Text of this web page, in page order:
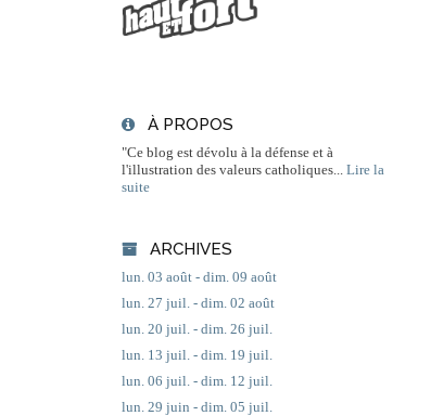
À PROPOS
"Ce blog est dévolu à la défense et à
l'illustration des valeurs catholiques...
Lire la
suite
ARCHIVES
lun. 03 août - dim. 09 août
lun. 27 juil. - dim. 02 août
lun. 20 juil. - dim. 26 juil.
lun. 13 juil. - dim. 19 juil.
lun. 06 juil. - dim. 12 juil.
lun. 29 juin - dim. 05 juil.